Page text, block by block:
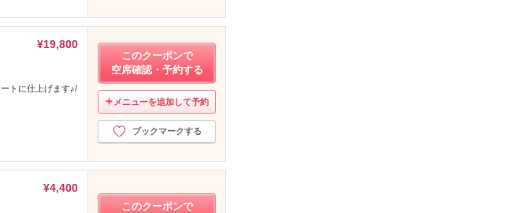
¥19,800
トに仕上げます♪/
このクーポンで
空席確認・予約する
メニューを追加して予約
ブックマークする
¥4,400
このクーポンで